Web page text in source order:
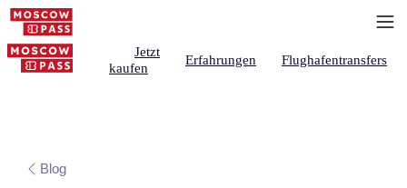
Jetzt
kaufen
Erfahrungen Flughafentransfers
Blog